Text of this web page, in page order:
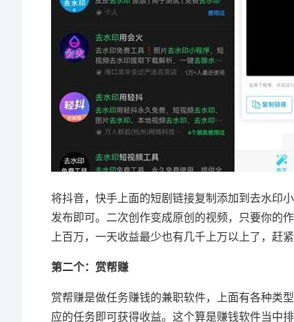
将抖音，快手上面的短剧链接复制添加到去水印
发布即可。二次创作变成原创的视频，只要你的
上百万，一天收益最少也有几千上万以上了，赶紧
第二个：赏帮赚
赏帮赚是做任务赚钱的兼职软件，上面有各种类
应的任务即可获得收益。这个算是赚钱软件当中